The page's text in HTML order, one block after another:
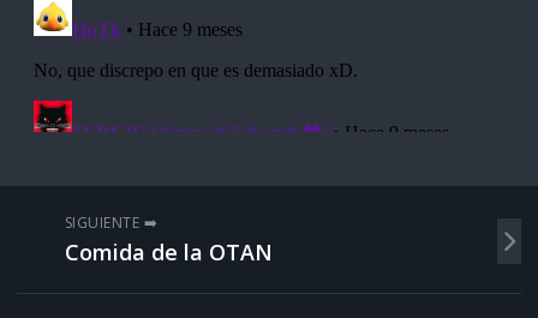
SIGUIENTE ➡️
Comida de la OTAN